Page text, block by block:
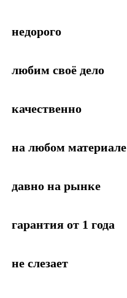
недорого
любим своё дело
качественно
на любом материале
давно на рынке
гарантия от 1 года
не слезает